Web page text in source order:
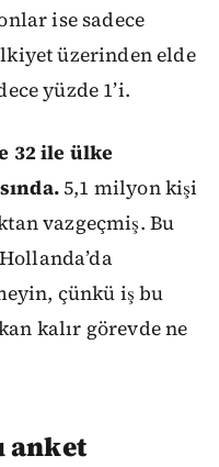
ise sadece
üzerinden elde
yüzde 1’i.
32 ile ülke
5,1 milyon kişi
vazgeçmiş. Bu
çünkü iş bu
kalır görevde ne
anket